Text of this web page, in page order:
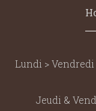
Lundi > Vendredi
Jeudi &